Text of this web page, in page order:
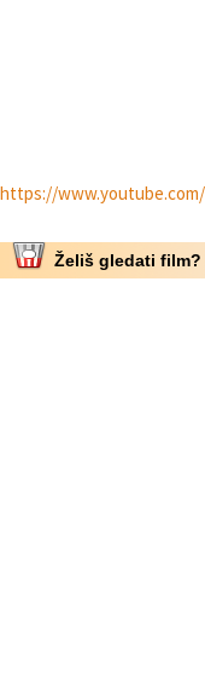
https://
Želiš gledati